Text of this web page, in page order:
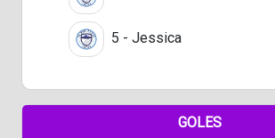
5 - Jessica
GOLES